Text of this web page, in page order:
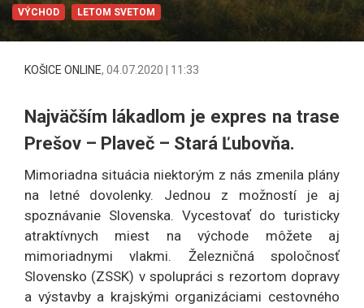
VÝCHOD LETOM SVETOM
KOŠICE ONLINE, 04.07.2020 | 11:33
Najväčším lákadlom je expres na trase
Prešov – Plaveč – Stará Ľubovňa.
Mimoriadna situácia niektorým z nás zmenila plány
na letné dovolenky. Jednou z možností je aj
spoznávanie Slovenska. Vycestovať do turisticky
atraktívnych miest na východe môžete aj
mimoriadnymi vlakmi. Železničná spoločnosť
Slovensko (ZSSK) v spolupráci s rezortom dopravy
a výstavby a krajskými organizáciami cestovného